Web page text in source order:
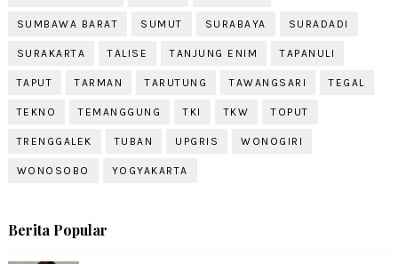
SUMBAWA BARAT SUMUT SURABAYA SURADADI
SURAKARTA TALISE TANJUNG ENIM TAPANULI
TAPUT TARMAN TARUTUNG TAWANGSARI TEGAL
TEKNO TEMANGGUNG TKI TKW TOPUT
TRENGGALEK TUBAN UPGRIS WONOGIRI
WONOSOBO YOGYAKARTA
Berita Popular